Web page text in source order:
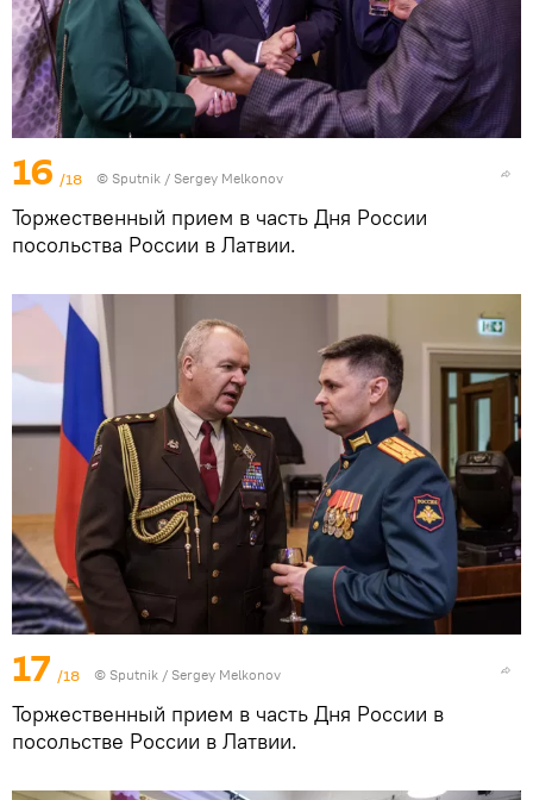
16 /18 © Sputnik / Sergey Melkonov
Торжественный прием в часть Дня России
посольства России в Латвии.
17 /18 © Sputnik / Sergey Melkonov
Торжественный прием в часть Дня России в
посольстве России в Латвии.